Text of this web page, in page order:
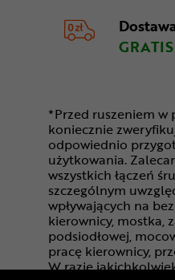
*Przed ruszeniem w
koniecznie
odpowiednio
użytkowania.
wszystkich łączeń
szczególnym
wpływających na
kierownicy, mostka,
podsiodłowej,
pracę kierownicy,
W razie